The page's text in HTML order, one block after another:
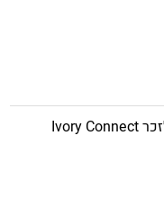
כבל VGA זכר לזכר Ivory Connect